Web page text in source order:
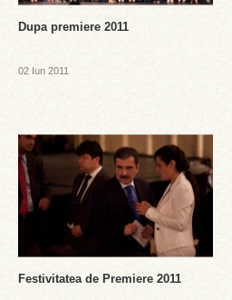
Dupa premiere 2011
02 Iun 2011
Festivitatea de Premiere 2011